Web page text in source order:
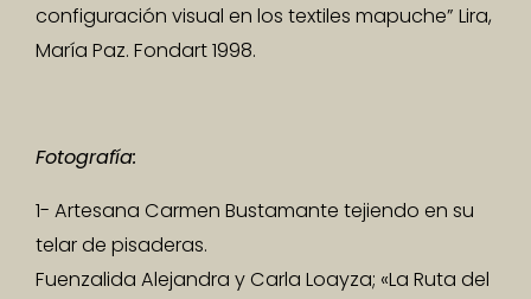
configuración visual en los textiles mapuche” Lira,
María Paz. Fondart 1998.
Fotografía:
1- Artesana Carmen Bustamante tejiendo en su
telar de pisaderas.
Fuenzalida Alejandra y Carla Loayza; «La Ruta del